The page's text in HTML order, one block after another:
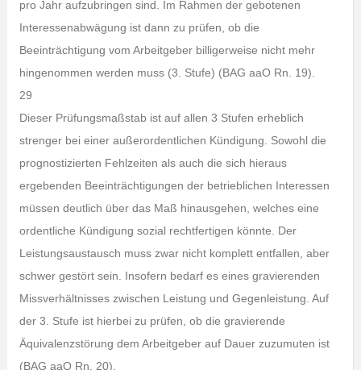
pro Jahr aufzubringen sind. Im Rahmen der gebotenen
Interessenabwägung ist dann zu prüfen, ob die
Beeinträchtigung vom Arbeitgeber billigerweise nicht mehr
hingenommen werden muss (3. Stufe) (BAG aaO Rn. 19).
29
Dieser Prüfungsmaßstab ist auf allen 3 Stufen erheblich
strenger bei einer außerordentlichen Kündigung. Sowohl die
prognostizierten Fehlzeiten als auch die sich hieraus
ergebenden Beeinträchtigungen der betrieblichen Interessen
müssen deutlich über das Maß hinausgehen, welches eine
ordentliche Kündigung sozial rechtfertigen könnte. Der
Leistungsaustausch muss zwar nicht komplett entfallen, aber
schwer gestört sein. Insofern bedarf es eines gravierenden
Missverhältnisses zwischen Leistung und Gegenleistung. Auf
der 3. Stufe ist hierbei zu prüfen, ob die gravierende
Äquivalenzstörung dem Arbeitgeber auf Dauer zuzumuten ist
(BAG aaO Rn. 20).